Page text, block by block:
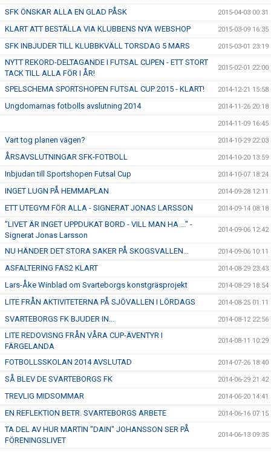
SFK ÖNSKAR ALLA EN GLAD PÅSK 2015-04-03 00:31
KLART ATT BESTÄLLA VIA KLUBBENS NYA WEBSHOP 2015-03-09 16:35
SFK INBJUDER TILL KLUBBKVÄLL TORSDAG 5 MARS 2015-03-01 23:19
NYTT REKORD-DELTAGANDE I FUTSAL CUPEN - ETT STORT
TACK TILL ALLA FÖR I ÅR!
2015-02-01 22:00
SPELSCHEMA SPORTSHOPEN FUTSAL CUP 2015 - KLART! 2014-12-21 15:58
Ungdomarnas fotbolls avslutning 2014 2014-11-26 20:18
2014-11-09 16:45
Vart tog planen vägen? 2014-10-29 22:03
ÅRSAVSLUTNINGAR SFK-FOTBOLL 2014-10-20 13:59
Inbjudan till Sportshopen Futsal Cup 2014-10-07 18:24
INGET LUGN PÅ HEMMAPLAN 2014-09-28 12:11
ETT UTEGYM FÖR ALLA - SIGNERAT JONAS LARSSON 2014-09-14 08:18
”LIVET ÄR INGET UPPDUKAT BORD - VILL MAN HA ..." -
Signerat Jonas Larsson
2014-09-06 12:42
NU HÄNDER DET STORA SAKER PÅ SKOGSVALLEN... 2014-09-06 10:11
ASFALTERING FAS2 KLART 2014-08-29 23:43
Lars-Åke Winblad om Svarteborgs konstgräsprojekt 2014-08-29 18:54
LITE FRÅN AKTIVITETERNA PÅ SJÖVALLEN I LÖRDAGS 2014-08-25 01:11
SVARTEBORGS FK BJUDER IN... 2014-08-12 22:56
LITE REDOVISNG FRÅN VÅRA CUP-ÄVENTYR I
FÄRGELANDA
2014-08-11 10:29
FOTBOLLSSKOLAN 2014 AVSLUTAD 2014-07-26 18:40
SÅ BLEV DE SVARTEBORGS FK 2014-06-29 21:42
TREVLIG MIDSOMMAR 2014-06-20 14:41
EN REFLEKTION BETR. SVARTEBORGS ARBETE 2014-06-16 07:15
TA DEL AV HUR MARTIN "DAIN" JOHANSSON SER PÅ
FÖRENINGSLIVET
2014-06-13 09:35